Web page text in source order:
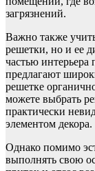
загрязнений.
Важно также
решетки, но и ее
частью
предлагают
решетке
можете выбрать
практически
элементом декора.
Однако помимо
выполнять свою